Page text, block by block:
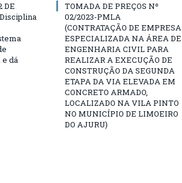
DE
dá
TOMADA DE PREÇOS Nº
02/2023-PMLA
(CONTRATAÇÃO DE EMPRESA
ESPECIALIZADA NA ÁREA DE
ENGENHARIA CIVIL PARA
REALIZAR A EXECUÇÃO DE
CONSTRUÇÃO DA SEGUNDA
ETAPA DA VIA ELEVADA EM
CONCRETO ARMADO,
LOCALIZADO NA VILA PINTO
NO MUNICÍPIO DE LIMOEIRO
DO AJURU)